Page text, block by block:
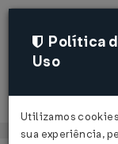
Política
Uso
Utilizamos
sua experiência,